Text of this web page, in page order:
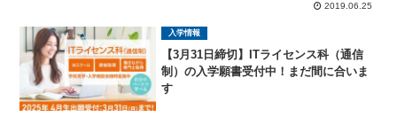
2019.06.25
入学情報
【3月31日締切】ITライセンス科（通信
制）の入学願書受付中！まだ間に合いま
す